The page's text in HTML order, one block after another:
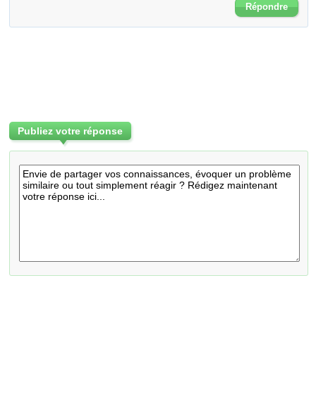
Répondre
Publiez votre réponse